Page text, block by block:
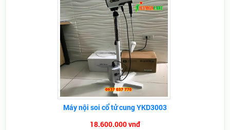
Máy nội soi cổ tử cung YKD3003
18.600.000 vnđ